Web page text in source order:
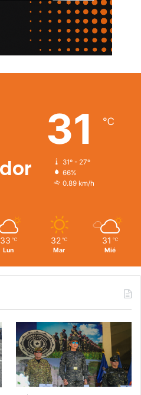
31 ℃
31º - 27º
66%
0.89 km/h
33 ℃
Lun
32 ℃
Mar
31 ℃
Mié